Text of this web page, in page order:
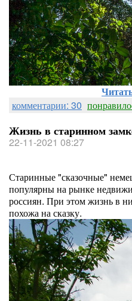
комментарии: 30
Жизнь в старинном
22-11-2021 08:27
Старинные "сказочные"
популярны на рынке
россиян. При этом жизнь в
похожа на сказку.